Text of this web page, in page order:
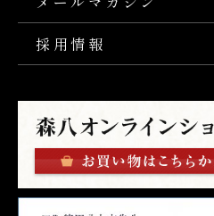
採用情報